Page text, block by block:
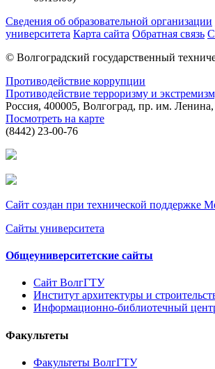
Сведения об образовательной организации
университета Карта сайта Обратная связь
© Волгоградский государственный
Противодействие коррупции
Противодействие терроризму и
Россия, 400005, Волгоград, пр. им.
Посмотреть на карте
(8442) 23-00-76
Сайт создан при технической поддержке
Сайты университета
Общеуниверситетские сайты
Сайт ВолгГТУ
Институт архитектуры и
Информационно-библиотечный
Факультеты
Факультеты ВолгГТУ